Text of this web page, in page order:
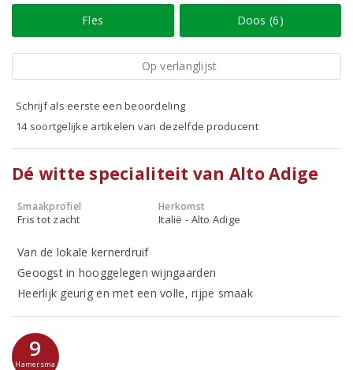
Fles Doos (6)
Op verlanglijst
Schrijf als eerste een beoordeling
14 soortgelijke artikelen van dezelfde producent
Dé witte specialiteit van Alto Adige
Smaakprofiel
Fris tot zacht
Herkomst
Italië - Alto Adige
Van de lokale kernerdruif
Geoogst in hooggelegen wijngaarden
Heerlijk geurig en met een volle, rijpe smaak
9
Hamersma